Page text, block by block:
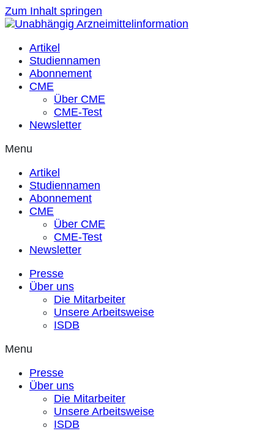
Zum Inhalt springen
Artikel
Studiennamen
Abonnement
CME
Über CME
CME-Test
Newsletter
Menu
Artikel
Studiennamen
Abonnement
CME
Über CME
CME-Test
Newsletter
Presse
Über uns
Die Mitarbeiter
Unsere Arbeitsweise
ISDB
Menu
Presse
Über uns
Die Mitarbeiter
Unsere Arbeitsweise
ISDB